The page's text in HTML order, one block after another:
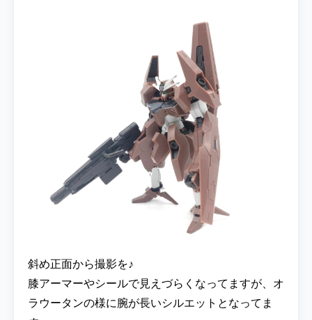
斜め正面から撮影を♪
膝アーマーやシールで見えづらくなってますが、オ
ラウータンの様に腕が長いシルエットとなってま